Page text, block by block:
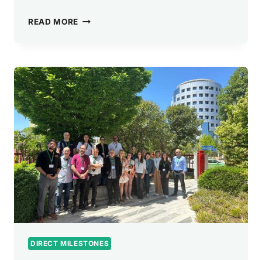
READ MORE PARTNERJI
SE
ZBRALI
V
ATENAH,
DA
BI
NAPREDOVALI
PRI
KONCEPTUALNEM
OKVIRU
DIGITALNE
ODGOVORNOSTI
DIRECT MILESTONES